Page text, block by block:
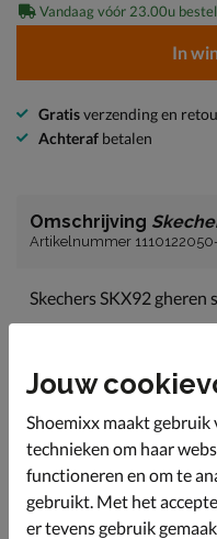
Vandaag vóór 23.00u
In
Gratisverzending en
Achteraf betalen
Omschrijving
Artikelnummer
Skechers SKX92 gheren
Uitgevoerd in
Gevoerd met textiel
en wrijving voorkomt.
Het Air-Cooled
dat de voeten op
kunnen genieten van
Jouw
Shoemixx maakt
technieken om haar
functioneren en om te
gebruikt. Met het
er tevens gebruik